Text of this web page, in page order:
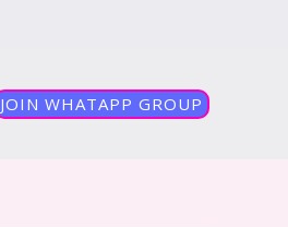
JOIN WHATAPP GROUP